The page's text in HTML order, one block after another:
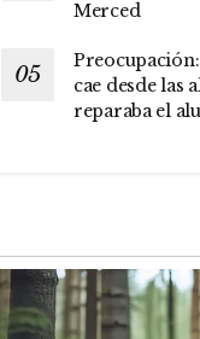
Merced
cae desde las
reparaba el